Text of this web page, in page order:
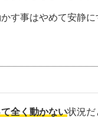
す事はやめて安静に
全く動かない状況だ